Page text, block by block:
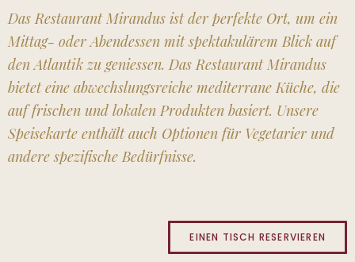
Das Restaurant Mirandus ist der perfekte Ort, um ein
Mittag- oder Abendessen mit spektakulärem Blick auf
den Atlantik zu geniessen. Das Restaurant Mirandus
bietet eine abwechslungsreiche mediterrane Küche, die
auf frischen und lokalen Produkten basiert. Unsere
Speisekarte enthält auch Optionen für Vegetarier und
andere spezifische Bedürfnisse.
EINEN TISCH RESERVIEREN